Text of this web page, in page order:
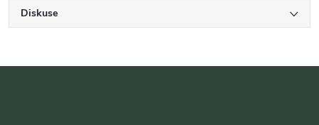
Diskuse